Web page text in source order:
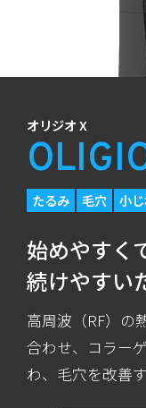
オリジオ X
たるみ 毛穴 小
始めやすく
続けやすい
高周波（RF）の
合わせ、コラー
わ、毛穴を改善